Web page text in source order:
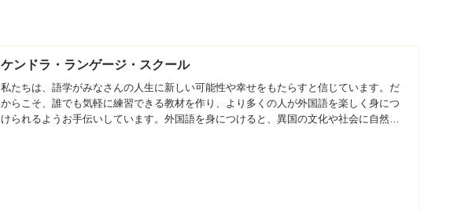
ケンドラ・ランゲージ・スクール
私たちは、語学がみなさんの人生に新しい可能性や幸せをもたらすと信じています。だ
からこそ、誰でも気軽に練習できる教材を作り、より多くの人が外国語を楽しく身につ
けられるようお手伝いしています。外国語を身につけると、異国の文化や社会に自然に